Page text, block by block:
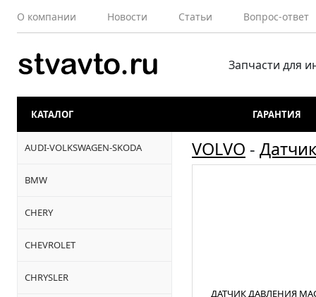
О компании Новости Статьи Вопрос-ответ
Запчасти для
КАТАЛОГ ГАРАНТИЯ
AUDI-VOLKSWAGEN-SKODA
BMW
CHERY
CHEVROLET
CHRYSLER
VOLVO - Датчик
ДАТЧИК ДАВЛЕНИЯ